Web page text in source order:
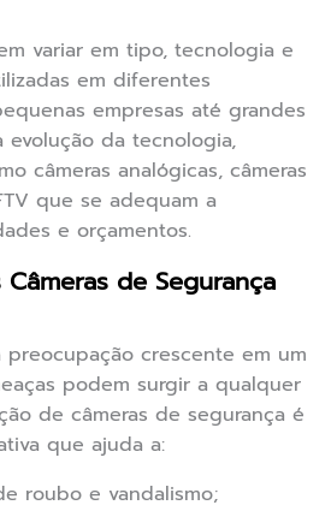
variar em tipo, tecnologia e
em diferentes
empresas até grandes
evolução da tecnologia,
câmeras analógicas, câmeras
que se adequam a
e orçamentos.
de Segurança
preocupação crescente em um
podem surgir a qualquer
de câmeras de segurança é
que ajuda a:
roubo e vandalismo;